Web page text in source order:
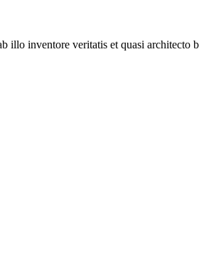
illo inventore veritatis et quasi architecto